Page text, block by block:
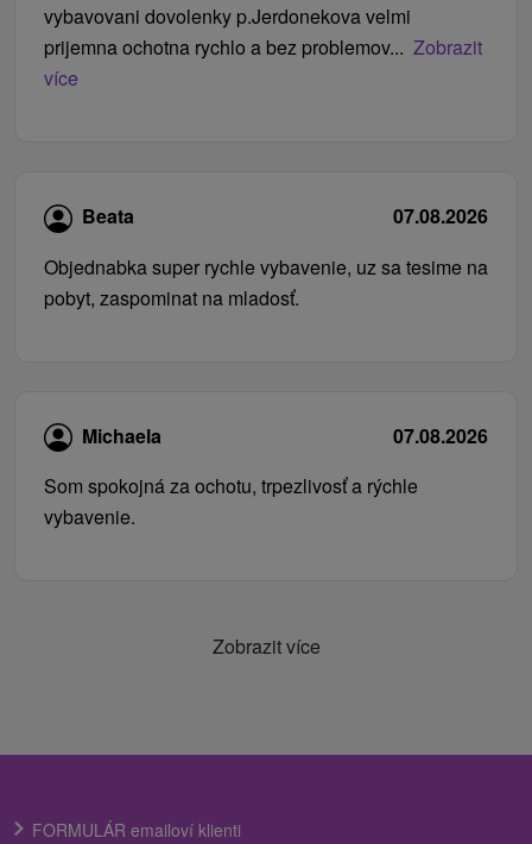
vybavovani dovolenky p.Jerdonekova velmi
prijemna ochotna rychlo a bez problemov... Zobrazit
více
Beata
07.08.2026
Objednabka super rychle vybavenie, uz sa tesime na
pobyt, zaspominat na mladosť.
Michaela
07.08.2026
Som spokojná za ochotu, trpezlivosť a rýchle
vybavenie.
Zobrazit více
FORMULÁR emailoví klienti